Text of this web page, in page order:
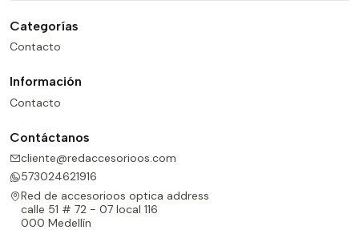
Categorías
Contacto
Información
Contacto
Contáctanos
cliente@redaccesorioos.com
573024621916
Red de accesorioos optica address
calle 51 # 72 - 07 local 116
000 Medellín